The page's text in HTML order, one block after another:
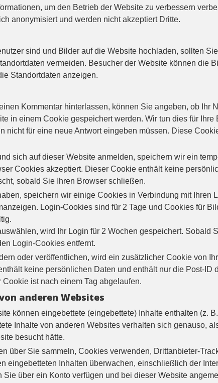
um den Betrieb der Website zu verbessern
anonymisiert und werden nicht akzeptiert Dritte.
sind und Bilder auf die Website hochladen, sollten
vermeiden. Besucher der Website können die
Standortdaten anzeigen.
Kommentar hinterlassen, können Sie angeben, ob Ihr
in einem Cookie gespeichert werden. Wir tun dies für Ihre
nicht für eine neue Antwort eingeben müssen. Diese
sich auf dieser Website anmelden, speichern wir ein
Cookies akzeptiert. Dieser Cookie enthält keine
sobald Sie Ihren Browser schließen.
speichern wir einige Cookies in Verbindung mit Ihren
Login-Cookies sind für 2 Tage und Cookies für
wird Ihr Login für 2 Wochen gespeichert. Sobald
Login-Cookies entfernt.
oder veröffentlichen, wird ein zusätzlicher Cookie von
keine persönlichen Daten und enthält nur die Post-ID
ist nach einem Tag abgelaufen.
anderen Websites
können eingebettete (eingebettete) Inhalte enthalten (z.
Inhalte von anderen Websites verhalten sich genauso,
besucht hätte.
über Sie sammeln, Cookies verwenden, Drittanbieter-
eingebetteten Inhalten überwachen, einschließlich der
Sie über ein Konto verfügen und bei dieser Website